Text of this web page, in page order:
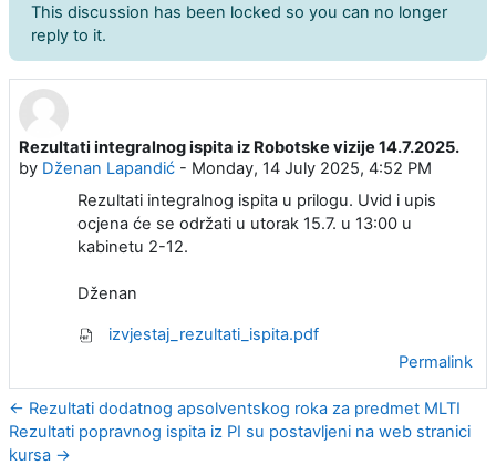
This discussion has been locked so you can no longer
reply to it.
Rezultati integralnog ispita iz Robotske vizije 14.7.2025.
by Dženan Lapandić - Monday, 14 July 2025, 4:52 PM
Number of replies: 0
Rezultati integralnog ispita u prilogu. Uvid i upis
ocjena će se održati u utorak 15.7. u 13:00 u
kabinetu 2-12.
Dženan
izvjestaj_rezultati_ispita.pdf
Permalink
← Rezultati dodatnog apsolventskog roka za predmet MLTI
Rezultati popravnog ispita iz PI su postavljeni na web stranici
kursa →